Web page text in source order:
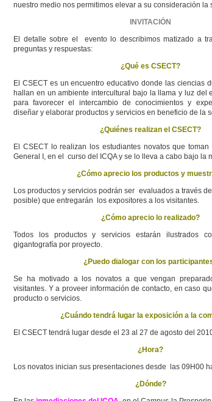
nuestro medio nos permitimos elevar a su consideración la
INVITACIÓN
El detalle sobre el evento lo describimos matizado a
preguntas y respuestas:
¿Qué es CSECT?
El CSECT es un encuentro educativo donde las ciencias
hallan en un ambiente intercultural bajo la llama y luz del
para favorecer el intercambio de conocimientos y
diseñar y elaborar productos y servicios en beneficio de la
¿Quiénes realizan el CSECT?
El CSECT lo realizan los estudiantes novatos que
General I, en el curso del ICQA y se lo lleva a cabo bajo la
¿Cómo aprecio los productos y
Los productos y servicios podrán ser evaluados a través
posible) que entregarán los expositores a los visitantes.
¿Cómo aprecio lo realizado?
Todos los productos y servicios estarán ilustrados
gigantografía por proyecto.
¿Puedo dialogar con los
Se ha motivado a los novatos a que vengan
visitantes. Y a proveer información de contacto, en caso
producto o servicios.
¿Cuándo tendrá lugar la exposición a la
El CSECT tendrá lugar desde el 23 al 27 de agosto del
¿Hora?
Los novatos inician sus presentaciones desde las 09H00
¿Dónde?